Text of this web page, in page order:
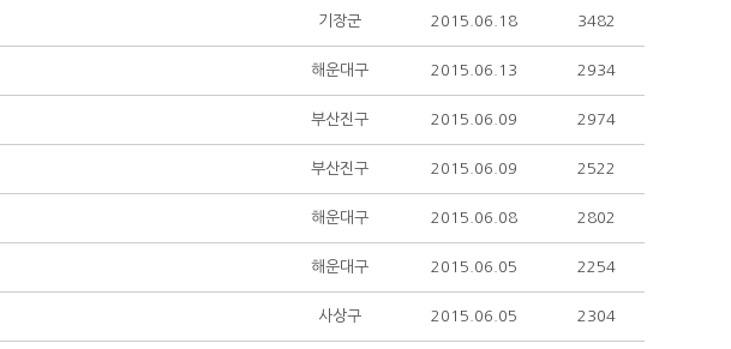
기장군 2015.06.18 3482
해운대구 2015.06.13 2934
부산진구 2015.06.09 2974
부산진구 2015.06.09 2522
해운대구 2015.06.08 2802
해운대구 2015.06.05 2254
사상구 2015.06.05 2304